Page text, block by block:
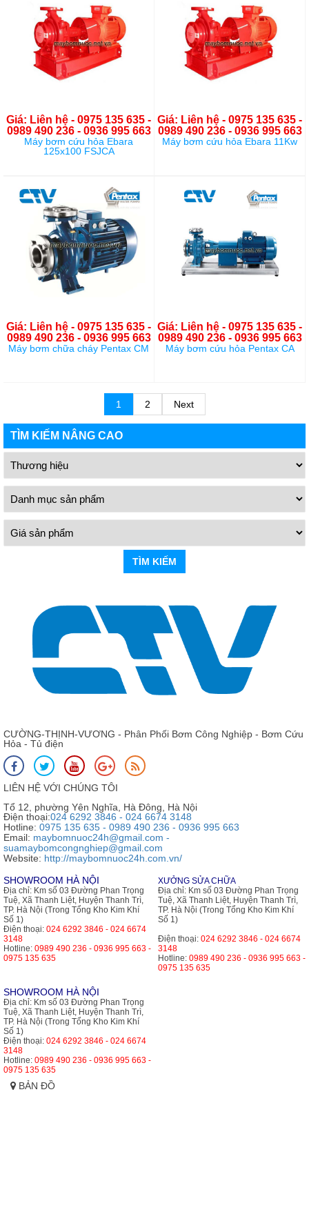
Giá: Liên hệ - 0975 135 635 -
0989 490 236 - 0936 995 663
Máy bơm cứu hỏa Ebara
125x100 FSJCA
Giá: Liên hệ - 0975 135 635 -
0989 490 236 - 0936 995 663
Máy bơm cứu hỏa Ebara 11Kw
Giá: Liên hệ - 0975 135 635 -
0989 490 236 - 0936 995 663
Máy bơm chữa cháy Pentax CM
Giá: Liên hệ - 0975 135 635 -
0989 490 236 - 0936 995 663
Máy bơm cứu hỏa Pentax CA
1 2 Next
TÌM KIẾM NÂNG CAO
TÌM KIẾM
CƯỜNG-THỊNH-VƯƠNG - Phân Phối Bơm Công Nghiệp - Bơm Cứu
Hỏa - Tủ điện
LIÊN HỆ VỚI CHÚNG TÔI
Tổ 12, phường Yên Nghĩa, Hà Đông, Hà Nội
Điện thoại:024 6292 3846 - 024 6674 3148
Hotline: 0975 135 635 - 0989 490 236 - 0936 995 663
Email: maybomnuoc24h@gmail.com -
suamaybomcongnghiep@gmail.com
Website: http://maybomnuoc24h.com.vn/
SHOWROOM HÀ NỘI
Địa chỉ: Km số 03 Đường Phan Trọng
Tuệ, Xã Thanh Liệt, Huyện Thanh Trì,
TP. Hà Nội (Trong Tổng Kho Kim Khí
Số 1)
Điện thoại: 024 6292 3846 - 024 6674
3148
Hotline: 0989 490 236 - 0936 995 663 -
0975 135 635
XƯỞNG SỬA CHỮA
Địa chỉ: Km số 03 Đường Phan Trọng
Tuệ, Xã Thanh Liệt, Huyện Thanh Trì,
TP. Hà Nội (Trong Tổng Kho Kim Khí
Số 1)
Điện thoại: 024 6292 3846 - 024 6674
3148
Hotline: 0989 490 236 - 0936 995 663 -
0975 135 635
SHOWROOM HÀ NỘI
Địa chỉ: Km số 03 Đường Phan Trọng
Tuệ, Xã Thanh Liệt, Huyện Thanh Trì,
TP. Hà Nội (Trong Tổng Kho Kim Khí
Số 1)
Điện thoại: 024 6292 3846 - 024 6674
3148
Hotline: 0989 490 236 - 0936 995 663 -
0975 135 635
BẢN ĐỒ